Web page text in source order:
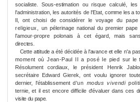
socialiste. Sous-estimation ou ris­que calculé,
l'administration, les autorités de l'Etat, comme les a
Il, ont choisi de considérer le voyage du
religieux, un pélerinage national du premier
l'amour-propre polonais à cet égard, mais
directes.
Cette attitude a été décidée à l'avance etelle n'a
moment où Jean-Paul II a posé le pied sur le
Réso­lument cordiaux, le président Henrik
secrétaire Edward Gierek, ont voulu ignorer
dernier, l'établissementd'un modus vivendi
ternie, et il est encore difficile d'évaluer dans ces
visite du pape.